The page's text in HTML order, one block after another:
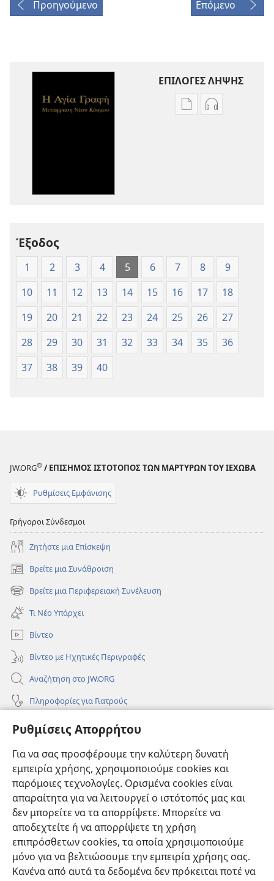
Ρυθμίσεις Απορρήτου
Για να σας προσφέρουμε την καλύτερη δυνατή
εμπειρία χρήσης, χρησιμοποιούμε cookies και
παρόμοιες τεχνολογίες. Ορισμένα cookies είναι
απαραίτητα για να λειτουργεί ο ιστότοπός μας και
δεν μπορείτε να τα απορρίψετε. Μπορείτε να
αποδεχτείτε ή να απορρίψετε τη χρήση
επιπρόσθετων cookies, τα οποία χρησιμοποιούμε
μόνο για να βελτιώσουμε την εμπειρία χρήσης σας.
Κανένα από αυτά τα δεδομένα δεν πρόκειται ποτέ να
Προηγούμενο Επόμενο
ΕΠΙΛΟΓΕΣ ΛΗΨΗΣ
Επιλογές
(Έκδοση 1997)
Επιλογές
(Έκδοση
Έξοδος
1 2 3 4 5 6 7 8
9
10
11 12 13 14 15 16 17
18
19
20 21 22 23 24 25 26
27
28
29 30 31 32 33 34 35
36
37
38 39 40
JW.ORG® / ΕΠΙΣΗΜΟΣ ΙΣΤΟΤΟΠΟΣ ΤΩΝ ΜΑΡΤΥΡΩΝ ΤΟΥ ΙΕΧΩΒΑ
Ρυθμίσεις Εμφάνισης
Γρήγοροι Σύνδεσμοι
Ζητήστε μια Επίσκεψη
Βρείτε μια Συνάθροιση
(ανοίγει
νέο
παράθυρο)
Βρείτε μια Περιφερειακή Συνέλευση
(ανοίγει
νέο
παράθυρο)
Τι Νέο Υπάρχει
Βίντεο
Βίντεο με Ηχητικές Περιγραφές
Αναζήτηση στο JW.ORG
Πληροφορίες για Γιατρούς
Πληροφορίες για Επίσημους Φορείς και ΜΜΕ
Συνεισφορές
(ανοίγει
παράθυρο)ΔΙΑΔΙΚΤΥΑΚΗ ΒΙΒΛΙΟΘΗΚΗ της Σκοπιάς™
(ανοίγει
νέο
παράθυρο)
JW Hub ®
(ανοίγει
νέο
παράθυρο)JW Library®